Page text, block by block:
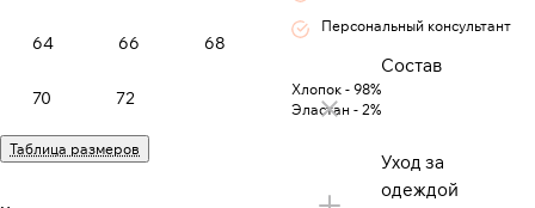
64 66 68
70 72
Таблица размеров
Персональный консультант
Состав
Хлопок - 98%
Эластан - 2%
Уход за
одеждой